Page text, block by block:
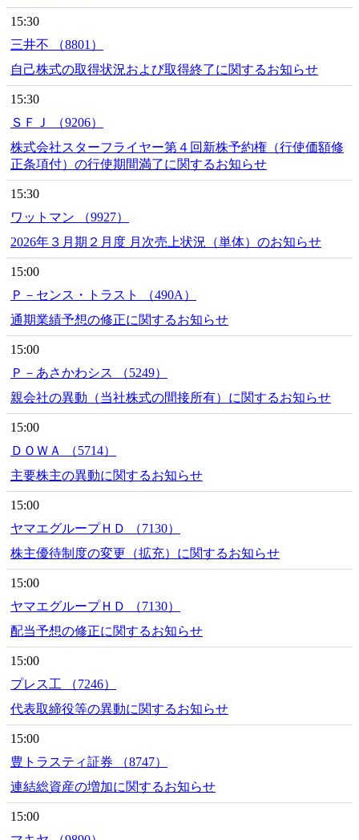
15:30
三井不 （8801）
自己株式の取得状況および取得終了に関するお知らせ
15:30
ＳＦＪ （9206）
株式会社スターフライヤー第４回新株予約権（行使価額修
正条項付）の行使期間満了に関するお知らせ
15:30
ワットマン （9927）
2026年３月期２月度 月次売上状況（単体）のお知らせ
15:00
Ｐ－センス・トラスト （490A）
通期業績予想の修正に関するお知らせ
15:00
Ｐ－あさかわシス （5249）
親会社の異動（当社株式の間接所有）に関するお知らせ
15:00
ＤＯＷＡ （5714）
主要株主の異動に関するお知らせ
15:00
ヤマエグループＨＤ （7130）
株主優待制度の変更（拡充）に関するお知らせ
15:00
ヤマエグループＨＤ （7130）
配当予想の修正に関するお知らせ
15:00
プレス工 （7246）
代表取締役等の異動に関するお知らせ
15:00
豊トラスティ証券 （8747）
連結総資産の増加に関するお知らせ
15:00